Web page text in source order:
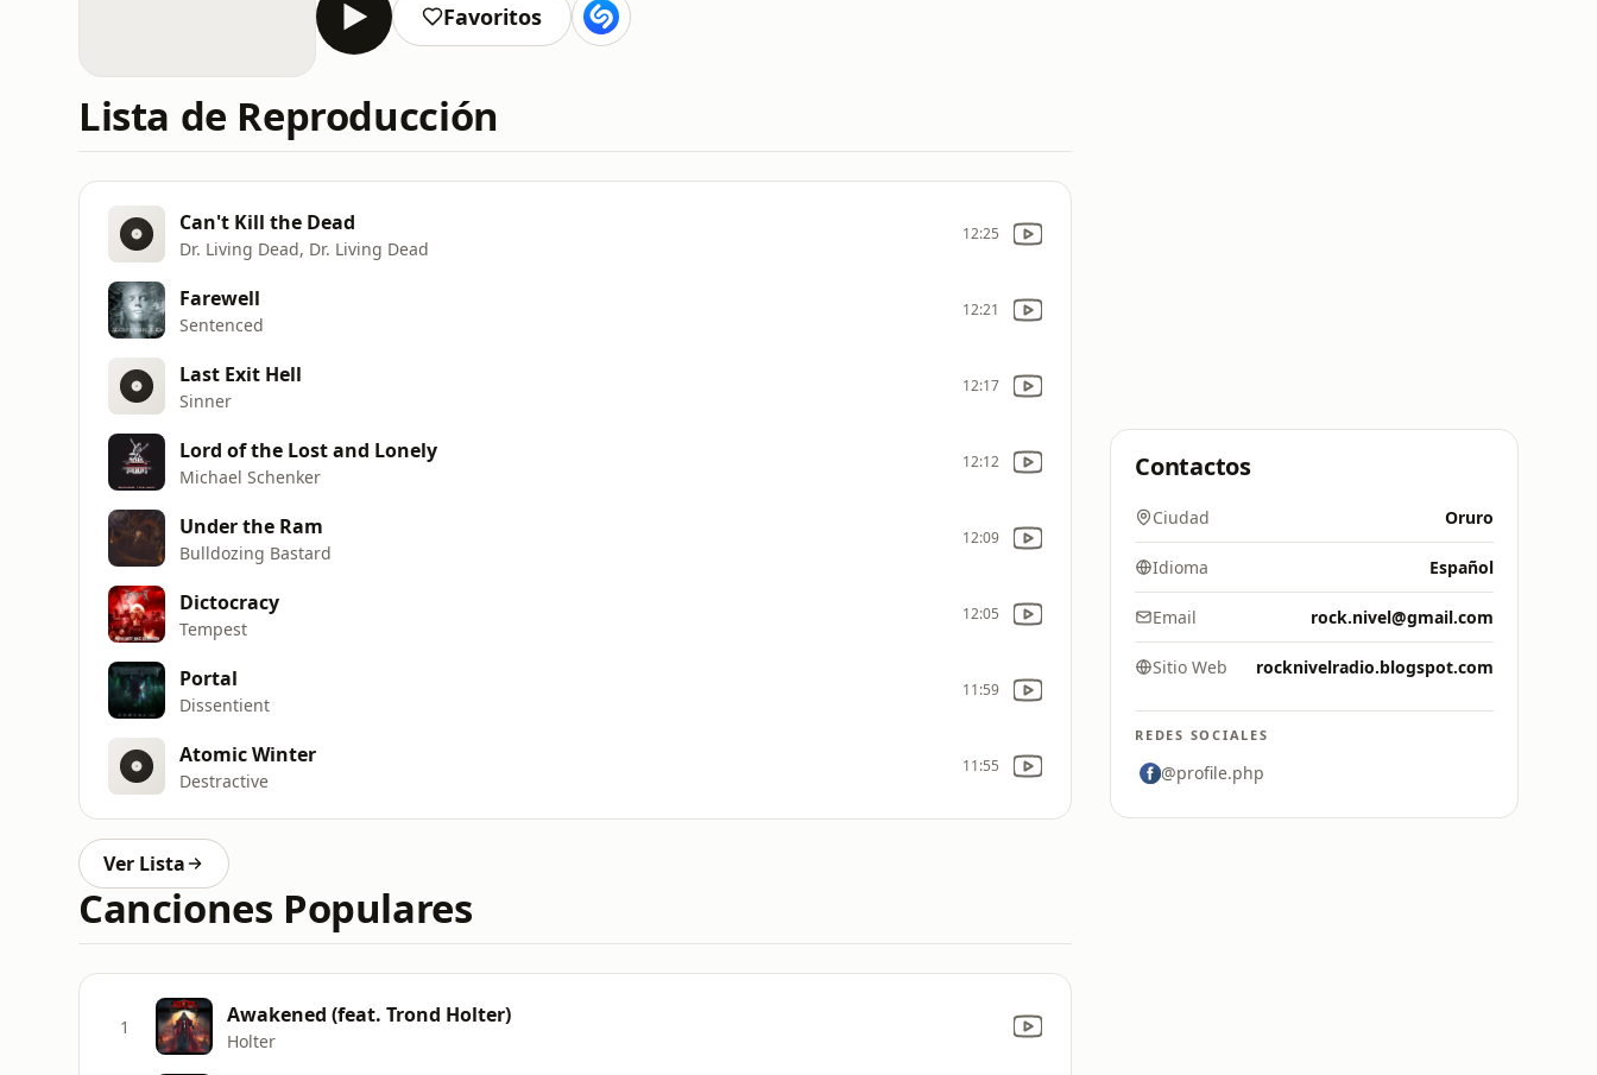
Favoritos
Lista de Reproducción
Can't Kill the Dead
Dr. Living Dead, Dr. Living Dead
12:25
Farewell
Sentenced
12:21
Last Exit Hell
Sinner
12:17
Lord of the Lost and Lonely
Michael Schenker
12:12
Under the Ram
Bulldozing Bastard
12:09
Dictocracy
Tempest
12:05
Portal
Dissentient
11:59
Atomic Winter
Destractive
11:55
Ver Lista
Canciones Populares
1 Awakened (feat. Trond Holter)
Holter
Contactos
Ciudad Oruro
Idioma Español
Email rock.nivel@gmail.com
Sitio Web rocknivelradio.blogspot.com
REDES SOCIALES
@profile.php